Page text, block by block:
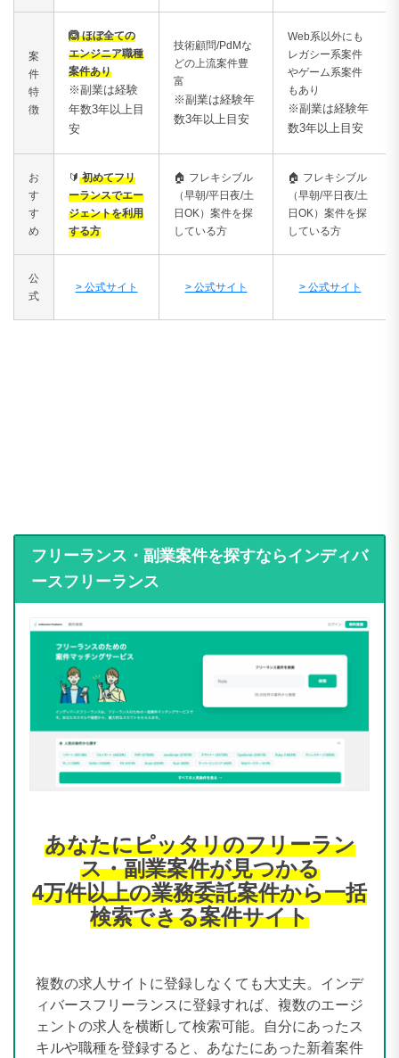
案
件
特
徴
🙆 ほぼ全ての
エンジニア職種
案件あり
※副業は経験
年数3年以上目
安
技術顧問/PdMな
どの上流案件豊
富
※副業は経験年
数3年以上目安
Web系以外にも
レガシー系案件
やゲーム系案件
もあり
※副業は経験年
数3年以上目安
お
す
す
め
🔰初めてフリ
ーランスでエー
ジェントを利用
する方
🏠 フレキシブル
（早朝/平日夜/土
日OK）案件を探
している方
🏠 フレキシブル
（早朝/平日夜/土
日OK）案件を探
している方
公
式
> 公式サイト > 公式サイト > 公式サイト
フリーランス・副業案件を探すならインディバ
ースフリーランス
あなたにピッタリのフリーラン
ス・副業案件が見つかる
4万件以上の業務委託案件から一括
検索できる案件サイト
複数の求人サイトに登録しなくても大丈夫。インデ
ィバースフリーランスに登録すれば、複数のエージ
ェントの求人を横断して検索可能。自分にあったス
キルや職種を登録すると、あなたにあった新着案件